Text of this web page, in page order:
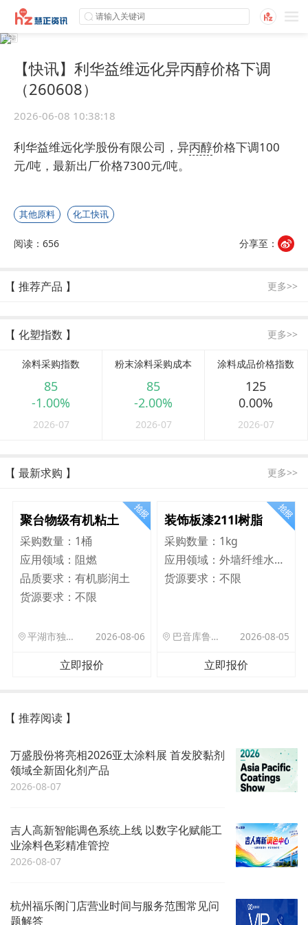
【快讯】利华益维远化异丙醇价格下调
（260608）
2026-06-08 10:38:18
利华益维远化学股份有限公司，异丙醇价格下调100
元/吨，最新出厂价格7300元/吨。
其他原料 化工快讯
阅读：656 分享至：
【 推荐产品 】 更多>>
【 化塑指数 】 更多>>
涂料采购指数
85
-1.00%
2026-07
粉末涂料采购成本
85
-2.00%
2026-07
涂料成品价格指数
125
0.00%
2026-07
【 最新求购 】 更多>>
聚台物级有机粘土
采购数量： 1桶
应用领域： 阻燃
品质要求： 有机膨润土
货源要求： 不限
平湖市独山港镇集港路 589 号 2026-08-06
立即报价
装饰板漆211l树脂
采购数量： 1kg
应用领域：
外墙纤维水泥板
货源要求：不限
巴音库鲁提镇,托帕口岸六号库房 2026-08-05
立即报价
【 推荐阅读 】
万盛股份将亮相2026亚太涂料展 首发胶黏剂
领域全新固化剂产品
2026-08-07
吉人高新智能调色系统上线 以数字化赋能工
业涂料色彩精准管控
2026-08-07
杭州福乐阁门店营业时间与服务范围常见问
题解答